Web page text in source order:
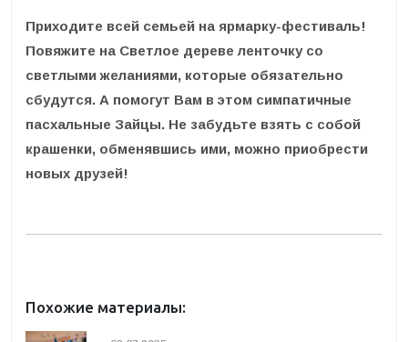
Приходите всей семьей на ярмарку-фестиваль!
Повяжите на Светлое дереве ленточку со
светлыми желаниями, которые обязательно
сбудутся. А помогут Вам в этом симпатичные
пасхальные Зайцы. Не забудьте взять с собой
крашенки, обменявшись ими, можно приобрести
новых друзей!
Похожие материалы: